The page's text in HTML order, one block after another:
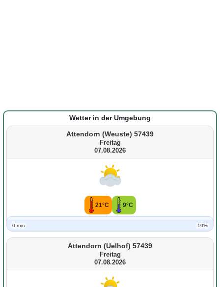
Wetter in der Umgebung
Attendorn (Weuste) 57439
Freitag
07.08.2026
21°C 9°C
0 mm 10%
Attendorn (Uelhof) 57439
Freitag
07.08.2026